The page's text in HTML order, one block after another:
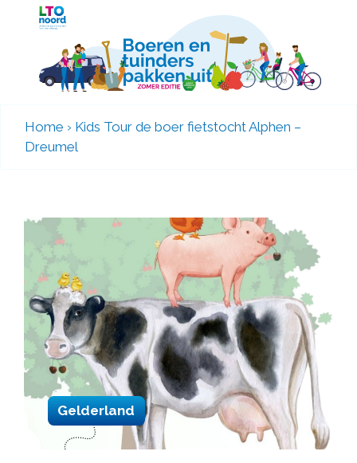
Home › Kids Tour de boer fietstocht Alphen –
Dreumel
Gelderland